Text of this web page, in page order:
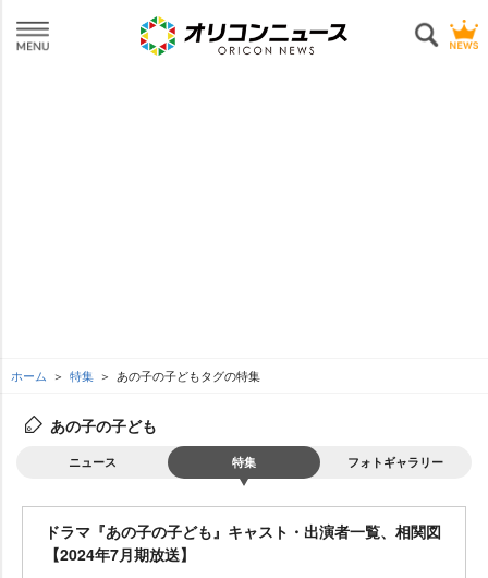
ホーム 特集 あの子の子どもタグの特集
あの子の子ども
ニュース 特集 フォトギャラリー
ドラマ『あの子の子ども』キャスト・出演者一覧、相関図
【2024年7月期放送】